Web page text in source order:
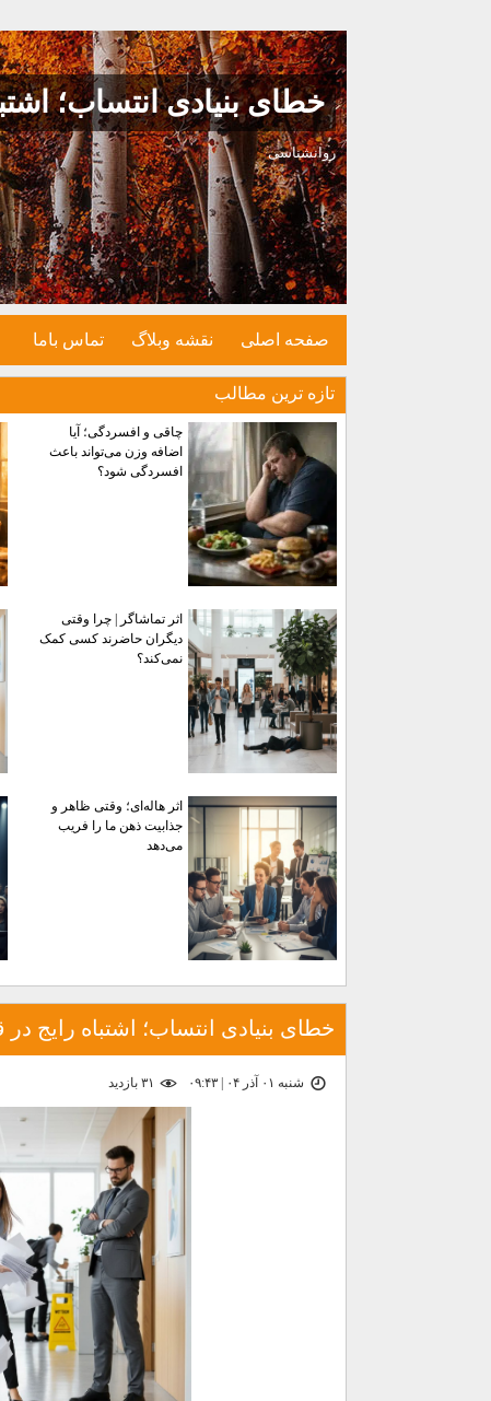
خطای بنیادی انتساب؛
روانشناسی
صفحه اصلی نقشه وبلاگ تماس باما
تازه ترين مطالب
چاقی و افسردگی؛ آیا
اضافه وزن می‌تواند باعث
افسردگی شود؟
اثر تماشاگر | چرا وقتی
دیگران حاضرند کسی کمک
نمی‌کند؟
اثر هاله‌ای؛ وقتی ظاهر و
جذابیت ذهن ما را فریب
می‌دهد
خطای بنیادی انتساب؛ اشتباه رایج
شنبه ۰۱ آذر ۰۴ | ۰۹:۴۳